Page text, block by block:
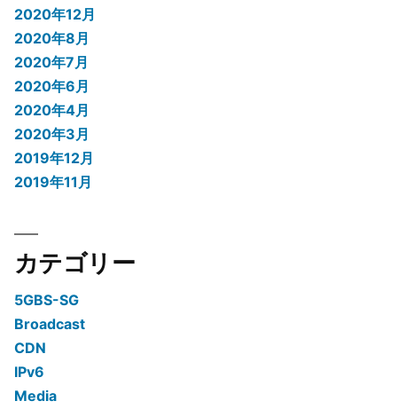
2020年12月
2020年8月
2020年7月
2020年6月
2020年4月
2020年3月
2019年12月
2019年11月
カテゴリー
5GBS-SG
Broadcast
CDN
IPv6
Media